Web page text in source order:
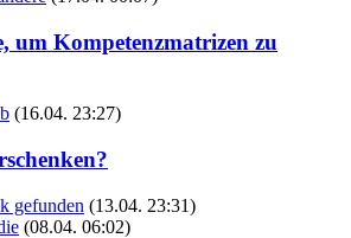
um Kompetenzmatrizen zu
(16.04. 23:27)
gefunden (13.04. 23:31)
(08.04. 06:02)